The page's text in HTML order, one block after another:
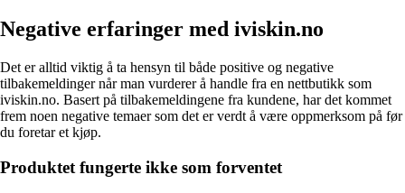
Negative erfaringer med iviskin.no
Det er alltid viktig å ta hensyn til både positive og negative
tilbakemeldinger når man vurderer å handle fra en nettbutikk som
iviskin.no. Basert på tilbakemeldingene fra kundene, har det kommet
frem noen negative temaer som det er verdt å være oppmerksom på før
du foretar et kjøp.
Produktet fungerte ikke som forventet